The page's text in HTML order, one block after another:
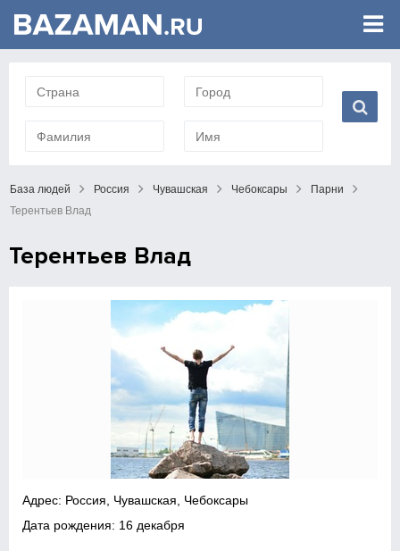
База людей Россия Чувашская Чебоксары
Парни
Терентьев Влад
Терентьев Влад
Адрес: Россия, Чувашская, Чебоксары
Дата рождения: 16 декабря